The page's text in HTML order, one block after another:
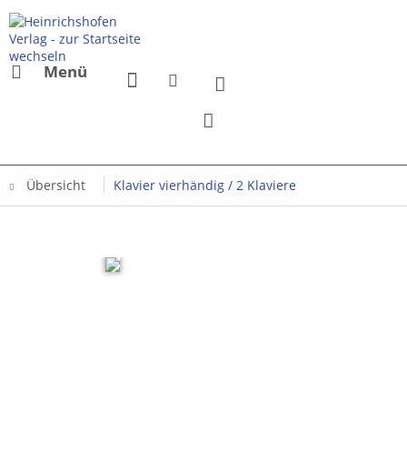
Menü
Übersicht Klavier vierhändig / 2 Klaviere